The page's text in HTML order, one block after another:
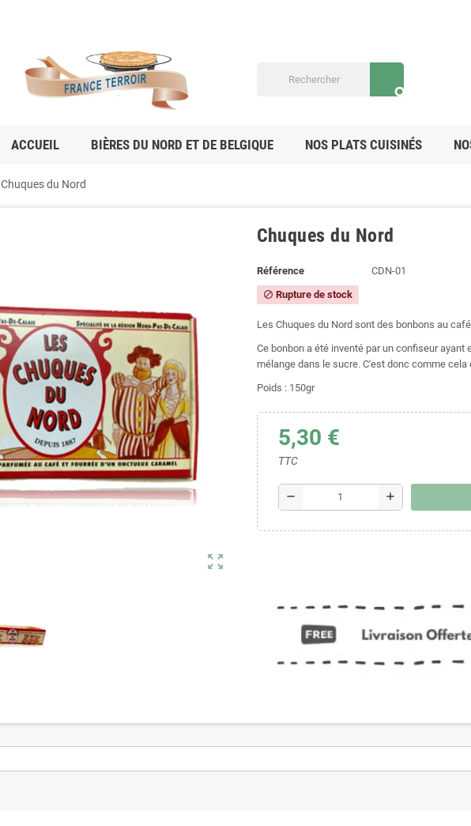
search
ACCUEIL BIÈRES DU NORD ET DE BELGIQUE NOS PLATS CUISINÉS
Chuques du Nord
zoom_out_map
Chuques du Nord
Référence CDN-01
block Rupture de stock
Les Chuques du Nord sont des bonbons au
Ce bonbon a été inventé par un confiseur
mélange dans le sucre. C'est donc comme cela
Poids : 150gr
5,30 €
TTC
remove add